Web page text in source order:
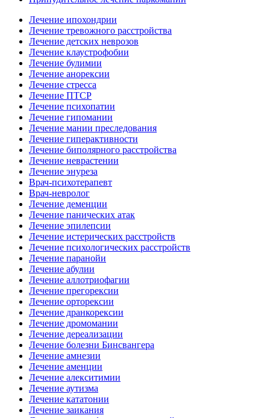
Лечение ипохондрии
Лечение тревожного расстройства
Лечение детских неврозов
Лечение клаустрофобии
Лечение булимии
Лечение анорексии
Лечение стресса
Лечение ПТСР
Лечение психопатии
Лечение гипомании
Лечение мании преследования
Лечение гиперактивности
Лечение биполярного расстройства
Лечение неврастении
Лечение энуреза
Врач-психотерапевт
Врач-невролог
Лечение деменции
Лечение панических атак
Лечение эпилепсии
Лечение истерических расстройств
Лечение психологических расстройств
Лечение паранойи
Лечение абулии
Лечение аллотриофагии
Лечение прегорексии
Лечение орторексии
Лечение дранкорексии
Лечение дромомании
Лечение дереализации
Лечение болезни Бинсвангера
Лечение амнезии
Лечение аменции
Лечение алекситимии
Лечение аутизма
Лечение кататонии
Лечение заикания